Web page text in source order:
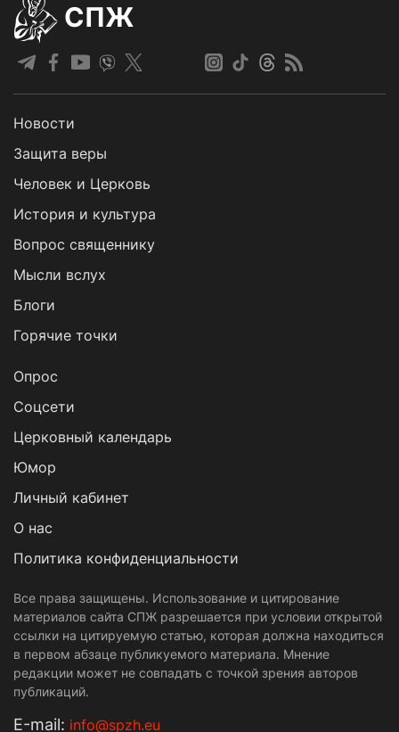
СПЖ
Новости
Защита веры
Человек и Церковь
История и культура
Вопрос священнику
Мысли вслух
Блоги
Горячие точки
Опрос
Cоцсети
Церковный календарь
Юмор
Личный кабинет
О нас
Политика конфиденциальности
Все права защищены. Использование и цитирование
материалов сайта СПЖ разрешается при условии открытой
ссылки на цитируемую статью, которая должна находиться
в первом абзаце публикуемого материала. Мнение
редакции может не совпадать с точкой зрения авторов
публикаций.
Е-mail: info@spzh.eu